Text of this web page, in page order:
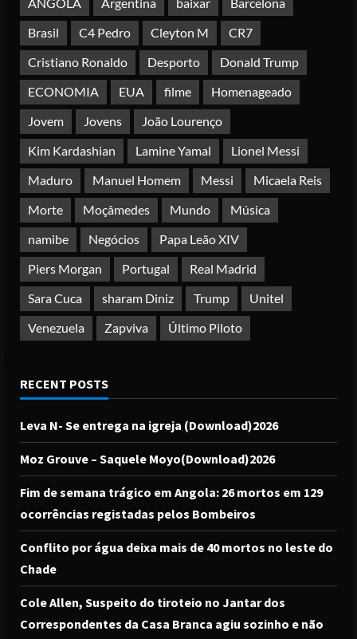
5
Irão reabre Estreito de Ormuz
durante trégua de 10 dias entre Israel
e Líbano
Posted on 4 months ago
Brasil
C4 Pedro Cleyton M
CR7
Cristiano Ronaldo
Desporto
Donald Trump
ECONOMIA
EUA filme
Homenageado
Jovem
Jovens
João Lourenço
Kim Kardashian
Lamine Yamal
Lionel Messi
Maduro
Manuel Homem Messi
Micaela Reis
Morte
Moçâmedes Mundo
Música
namibe
Negócios
Papa Leão XIV
Piers Morgan
Portugal
Real Madrid
Sara Cuca
sharam Diniz Trump
Unitel
Venezuela
Zapviva Último Piloto
RECENT POSTS
Leva N- Se entrega na igreja (Download)2026
Moz Grouve – Saquele Moyo(Download)2026
Fim de semana trágico em Angola: 26 mortos em 129
ocorrências registadas pelos Bombeiros
Conflito por água deixa mais de 40 mortos no leste do
Chade
Cole Allen, Suspeito do tiroteio no Jantar dos
Correspondentes da Casa Branca agiu sozinho e não